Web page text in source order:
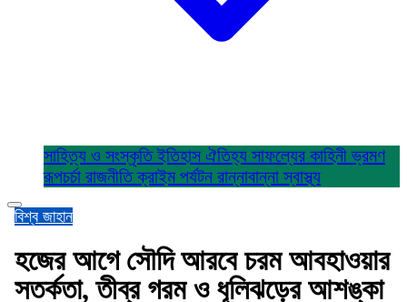
সাহিত্য ও সংস্কৃতিইতিহাস ঐতিহ্য সাফল্যের কাহিনীভ্রমণ
রূপচর্চা রাজনীতিক্রাইম পর্যটন রান্নাবান্নাস্বাস্থ্য
বিশ্ব জাহান
হজের আগে সৌদি আরবে চরম আবহাওয়ার
সতর্কতা, তীব্র গরম ও ধূলিঝড়ের আশঙ্কা